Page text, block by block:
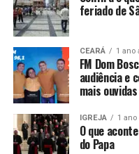
feriado de
CEARÁ 1 ano
FM Dom
audiência e
mais
IGREJA 1 ano
O que
do Papa